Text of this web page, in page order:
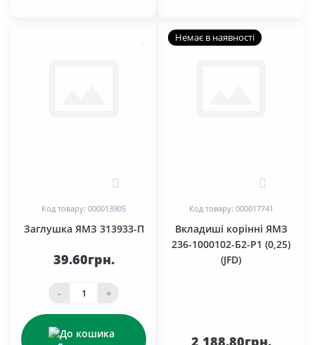
Код товару: 000013905
Заглушка ЯМЗ 313933-П
39.60грн.
- +
Немає в наявності
Код товару: 000017741
Вкладиші корінні ЯМЗ
236-1000102-Б2-Р1 (0,25)
(JFD)
2 188.80грн.